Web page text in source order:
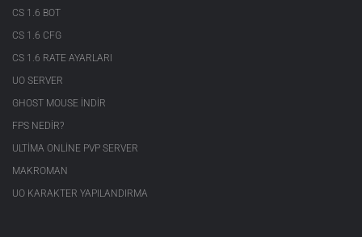
CS 1.6 BOT
CS 1.6 CFG
CS 1.6 RATE AYARLARI
UO SERVER
GHOST MOUSE INDIR
FPS NEDIR?
ULTIMA ONLINE PVP SERVER
MAKROMAN
UO KARAKTER YAPILANDIRMA